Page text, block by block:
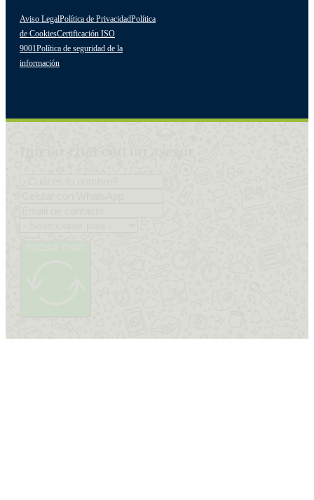
Aviso LegalPolítica de PrivacidadPolítica
de CookiesCertificación ISO
9001Política de seguridad de la
información